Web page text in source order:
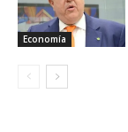
Economía